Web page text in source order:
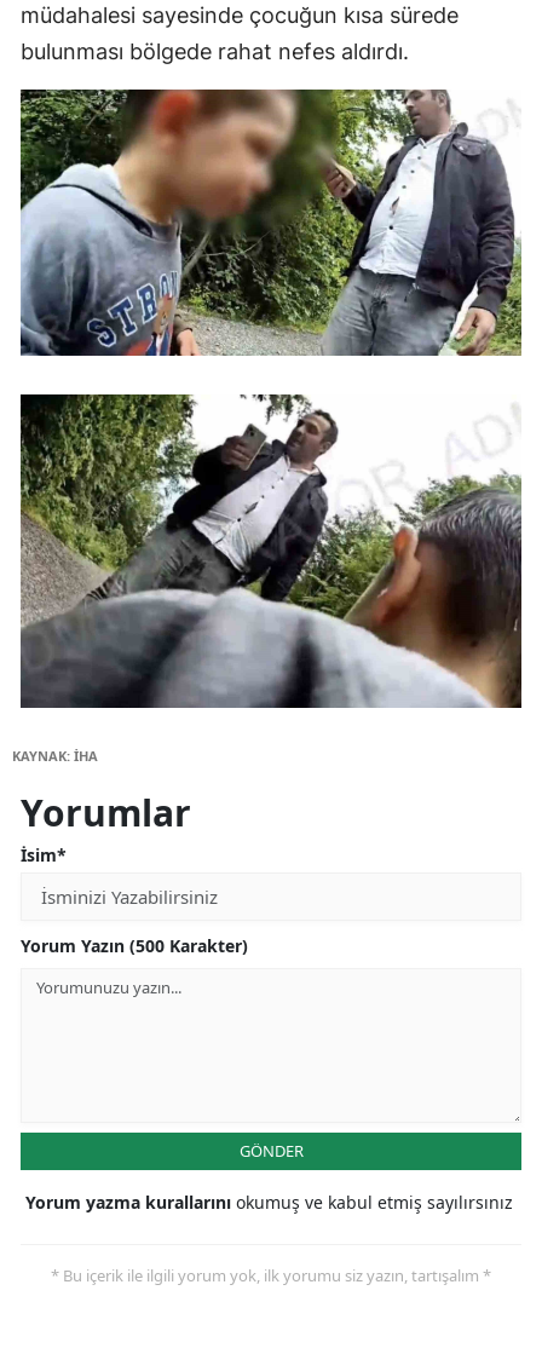
müdahalesi sayesinde çocuğun kısa sürede
bulunması bölgede rahat nefes aldırdı.
KAYNAK: İHA
Yorumlar
İsim*
Yorum Yazın (500 Karakter)
GÖNDER
Yorum yazma kurallarını okumuş ve kabul etmiş sayılırsınız
* Bu içerik ile ilgili yorum yok, ilk yorumu siz yazın, tartışalım *